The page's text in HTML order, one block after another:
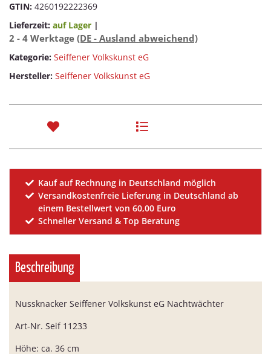
GTIN: 4260192222369
Lieferzeit: auf Lager |
2 - 4 Werktage (DE - Ausland abweichend)
Kategorie: Seiffener Volkskunst eG
Hersteller: Seiffener Volkskunst eG
Kauf auf Rechnung in Deutschland möglich
Versandkostenfreie Lieferung in Deutschland ab
einem Bestellwert von 60,00 Euro
Schneller Versand & Top Beratung
Beschreibung
Nussknacker Seiffener Volkskunst eG Nachtwächter
Art-Nr. Seif 11233
Höhe: ca. 36 cm